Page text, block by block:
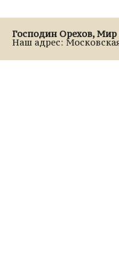
Господин Орехов, Мир
Наш адрес: